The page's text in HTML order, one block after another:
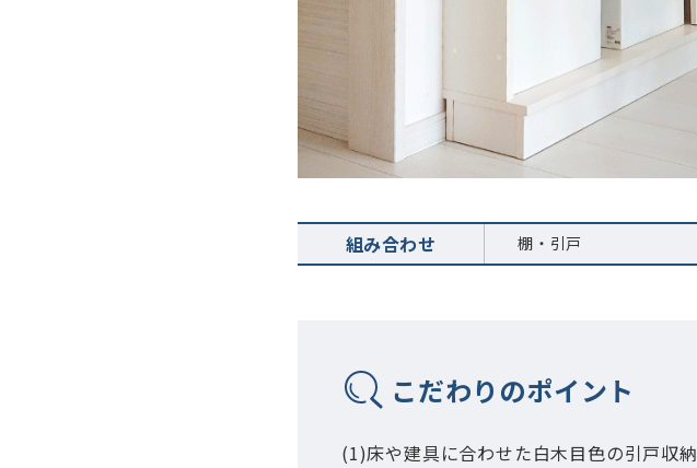
組み合わせ 棚・引戸
こだわりのポイント
(1)床や建具に合わせた白木目色の引戸収納